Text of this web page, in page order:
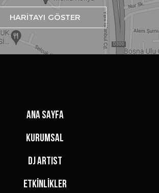
HARİTAYI GÖSTER
ANA SAYFA
KURUMSAL
DJ ARTIST
ETKİNLİKLER